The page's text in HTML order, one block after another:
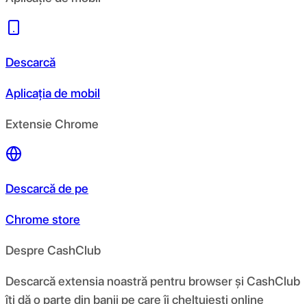
Descarcă
Aplicația de mobil
Extensie Chrome
Descarcă de pe
Chrome store
Despre CashClub
Descarcă extensia noastră pentru browser și CashClub
îți dă o parte din banii pe care îi cheltuiești online